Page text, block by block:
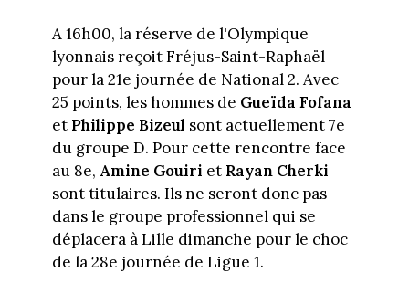
A 16h00, la réserve de l'Olympique
lyonnais reçoit Fréjus-Saint-Raphaël
pour la 21e journée de National 2. Avec
25 points, les hommes de Gueïda Fofana
et Philippe Bizeul sont actuellement 7e
du groupe D. Pour cette rencontre face
au 8e, Amine Gouiri et Rayan Cherki
sont titulaires. Ils ne seront donc pas
dans le groupe professionnel qui se
déplacera à Lille dimanche pour le choc
de la 28e journée de Ligue 1.